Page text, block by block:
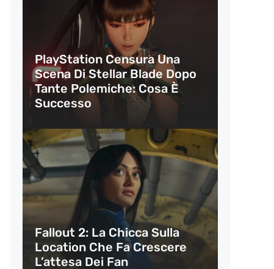
PlayStation Censura Una
Scena Di Stellar Blade Dopo
Tante Polemiche: Cosa È
Successo
Fallout 2: La Chicca Sulla
Location Che Fa Crescere
L’attesa Dei Fan